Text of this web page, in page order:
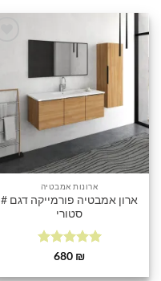
ארונות אמבטיה
ארון אמבטיה פורמייקה דגם #
סטורי
דורג 5מתוך
680 ₪